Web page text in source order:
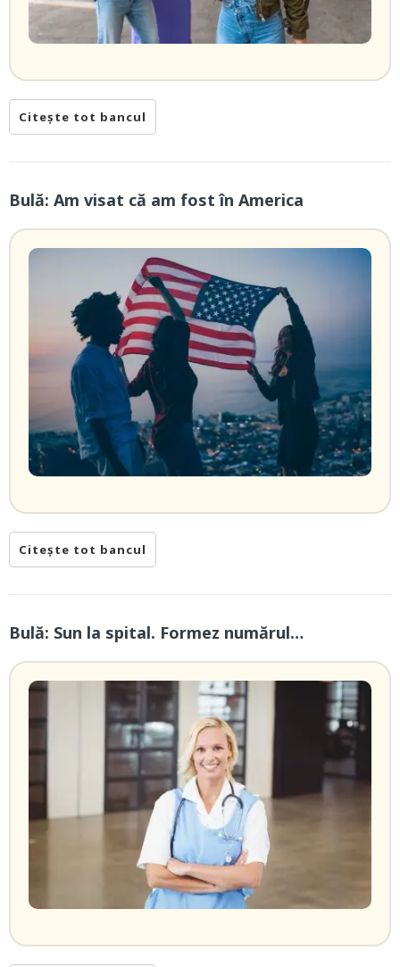
Citește tot bancul
Bulă: Am visat că am fost în America
Citește tot bancul
Bulă: Sun la spital. Formez numărul…